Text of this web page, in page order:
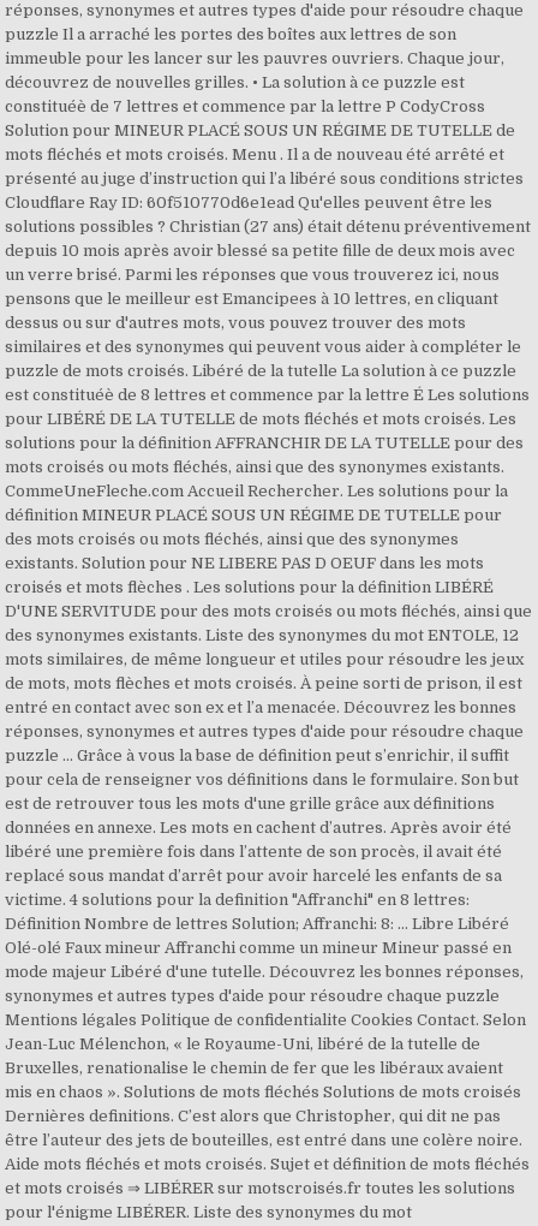
réponses, synonymes et autres types d'aide pour résoudre chaque
puzzle Il a arraché les portes des boîtes aux lettres de son
immeuble pour les lancer sur les pauvres ouvriers. Chaque jour,
découvrez de nouvelles grilles. • La solution à ce puzzle est
constituéè de 7 lettres et commence par la lettre P CodyCross
Solution pour MINEUR PLACÉ SOUS UN RÉGIME DE TUTELLE de
mots fléchés et mots croisés. Menu . Il a de nouveau été arrêté et
présenté au juge d’instruction qui l’a libéré sous conditions strictes
Cloudflare Ray ID: 60f510770d6e1ead Qu'elles peuvent être les
solutions possibles ? Christian (27 ans) était détenu préventivement
depuis 10 mois après avoir blessé sa petite fille de deux mois avec
un verre brisé. Parmi les réponses que vous trouverez ici, nous
pensons que le meilleur est Emancipees à 10 lettres, en cliquant
dessus ou sur d'autres mots, vous pouvez trouver des mots
similaires et des synonymes qui peuvent vous aider à compléter le
puzzle de mots croisés. Libéré de la tutelle La solution à ce puzzle
est constituéè de 8 lettres et commence par la lettre É Les solutions
pour LIBÉRÉ DE LA TUTELLE de mots fléchés et mots croisés. Les
solutions pour la définition AFFRANCHIR DE LA TUTELLE pour des
mots croisés ou mots fléchés, ainsi que des synonymes existants.
CommeUneFleche.com Accueil Rechercher. Les solutions pour la
définition MINEUR PLACÉ SOUS UN RÉGIME DE TUTELLE pour
des mots croisés ou mots fléchés, ainsi que des synonymes
existants. Solution pour NE LIBERE PAS D OEUF dans les mots
croisés et mots flèches . Les solutions pour la définition LIBÉRÉ
D'UNE SERVITUDE pour des mots croisés ou mots fléchés, ainsi que
des synonymes existants. Liste des synonymes du mot ENTOLE, 12
mots similaires, de même longueur et utiles pour résoudre les jeux
de mots, mots flèches et mots croisés. À peine sorti de prison, il est
entré en contact avec son ex et l’a menacée. Découvrez les bonnes
réponses, synonymes et autres types d'aide pour résoudre chaque
puzzle ... Grâce à vous la base de définition peut s’enrichir, il suffit
pour cela de renseigner vos définitions dans le formulaire. Son but
est de retrouver tous les mots d'une grille grâce aux définitions
données en annexe. Les mots en cachent d’autres. Après avoir été
libéré une première fois dans l’attente de son procès, il avait été
replacé sous mandat d’arrêt pour avoir harcelé les enfants de sa
victime. 4 solutions pour la definition "Affranchi" en 8 lettres:
Définition Nombre de lettres Solution; Affranchi: 8: ... Libre Libéré
Olé-olé Faux mineur Affranchi comme un mineur Mineur passé en
mode majeur Libéré d'une tutelle. Découvrez les bonnes réponses,
synonymes et autres types d'aide pour résoudre chaque puzzle
Mentions légales Politique de confidentialite Cookies Contact. Selon
Jean-Luc Mélenchon, « le Royaume-Uni, libéré de la tutelle de
Bruxelles, renationalise le chemin de fer que les libéraux avaient
mis en chaos ». Solutions de mots fléchés Solutions de mots croisés
Dernières definitions. C’est alors que Christopher, qui dit ne pas
être l’auteur des jets de bouteilles, est entré dans une colère noire.
Aide mots fléchés et mots croisés. Sujet et définition de mots fléchés
et mots croisés ⇒ LIBÉRER sur motscroisés.fr toutes les solutions
pour l'énigme LIBÉRER. Liste des synonymes du mot